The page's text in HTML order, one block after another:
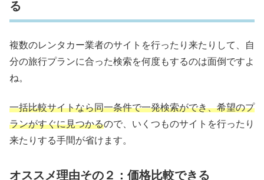
る
複数のレンタカー業者のサイトを行ったり来たりして、自
分の旅行プランに合った検索を何度もするのは面倒ですよ
ね。
一括比較サイトなら同一条件で一発検索ができ、希望のプ
ランがすぐに見つかるので、いくつものサイトを行ったり
来たりする手間が省けます。
オススメ理由その２：価格比較できる